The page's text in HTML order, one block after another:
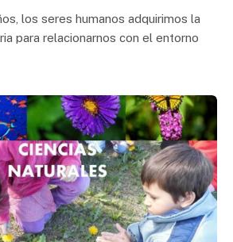
los seres humanos adquirimos la
para relacionarnos con el entorno